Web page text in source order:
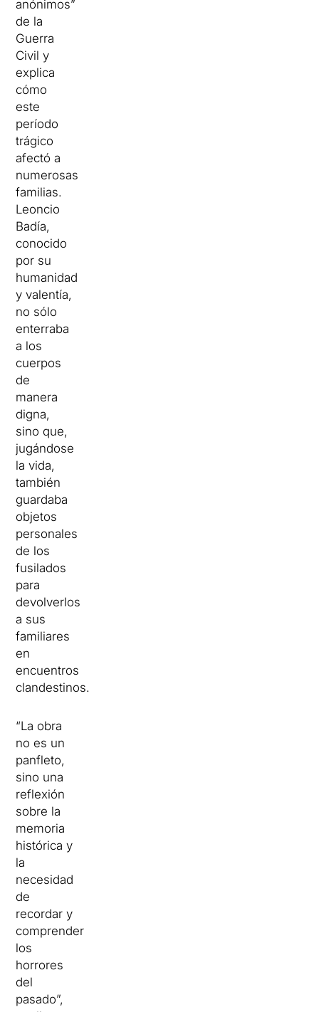
anónimos”
de la
Guerra
Civil y
explica
cómo
este
período
trágico
afectó a
numerosas
familias.
Leoncio
Badía,
conocido
por su
humanidad
y valentía,
no sólo
enterraba
a los
cuerpos
de
manera
digna,
sino que,
jugándose
la vida,
también
guardaba
objetos
personales
de los
fusilados
para
devolverlos
a sus
familiares
en
encuentros
clandestinos.
“La obra
no es un
panfleto,
sino una
reflexión
sobre la
memoria
histórica y
la
necesidad
de
recordar y
comprender
los
horrores
del
pasado”,